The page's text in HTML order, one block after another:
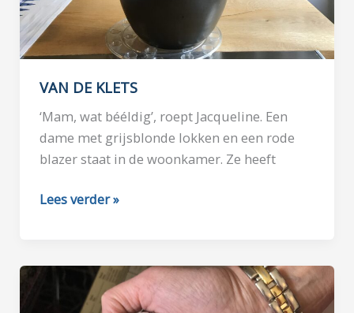
VAN DE KLETS
‘Mam, wat bééldig’, roept Jacqueline. Een
dame met grijsblonde lokken en een rode
blazer staat in de woonkamer. Ze heeft
VAN
Lees verder »